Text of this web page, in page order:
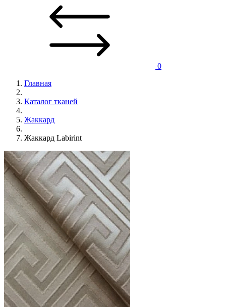
0
Главная
Каталог тканей
Жаккард
Жаккард Labirint